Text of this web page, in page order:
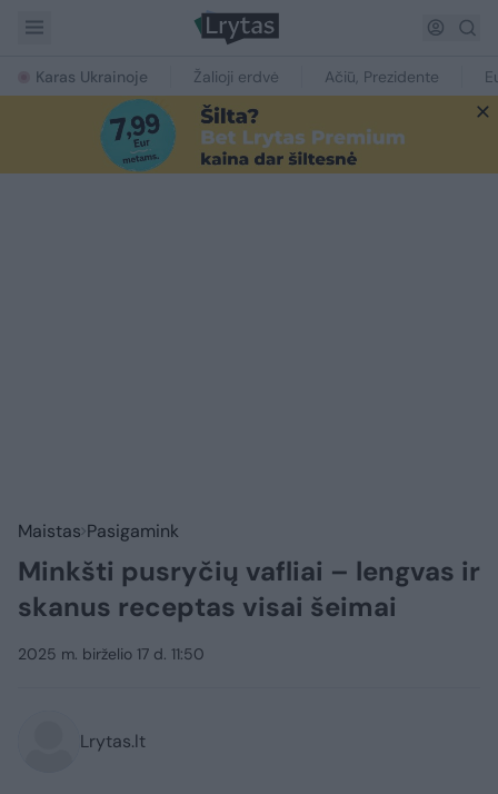
Karas Ukrainoje Žalioji erdvė Ačiū, Prezidente
Maistas Pasigamink
Minkšti pusryčių vafliai – lengvas ir
skanus receptas visai šeimai
2025 m. birželio 17 d. 11:50
Lrytas.lt